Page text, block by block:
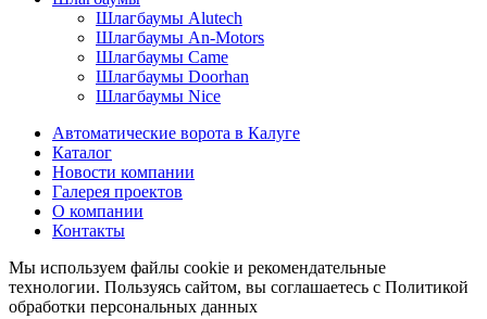
Шлагбаумы Alutech
Шлагбаумы An-Motors
Шлагбаумы Came
Шлагбаумы Doorhan
Шлагбаумы Nice
Автоматические ворота в Калуге
Каталог
Новости компании
Галерея проектов
О компании
Контакты
Мы используем файлы cookie и рекомендательные
технологии. Пользуясь сайтом, вы соглашаетесь с Политикой
обработки персональных данных